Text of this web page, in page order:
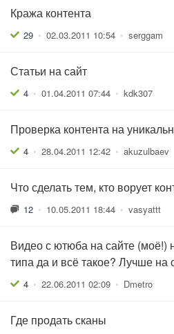
Кража контента
29 • 02.03.2011 10:54 • serggam
Статьи на сайт
4 • 01.04.2011 07:44 • kdk307
Проверка контента на
4 • 28.04.2011 12:42 • akuzulbaev
Что сделать тем, кто ворует
12 • 10.05.2011 18:44 • vasyattt
Видео с ютюба на сайте (моё!)
типа да и всё такое? Лучше на
4 • 22.06.2011 02:09 • Dmetro
Где продать сканы